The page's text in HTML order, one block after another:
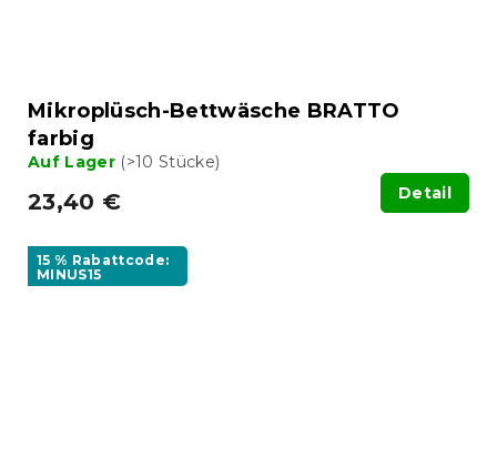
Mikroplüsch-Bettwäsche BRATTO
farbig
Auf Lager (>10 Stücke)
23,40 € Detail
15 % Rabattcode:
MINUS15